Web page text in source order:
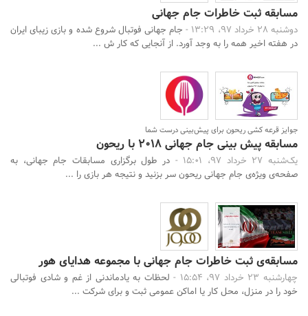
مسابقه ثبت خاطرات جام جهانی
دوشنبه 28 خرداد 97، 13:29 -
جام جهانی فوتبال شروع شده و بازی زیبای ایران
در هفته اخیر همه را به وجد آورد. از آنجایی که کار ش ...
جوایز قرعه کشی ریحون برای پیش‌بینی درست شما
مسابقه پیش بینی جام جهانی 2018 با ریحون
یک‌شنبه 27 خرداد 97، 15:01 -
در طول برگزاری مسابقات جام جهانی، به
صفحه‌ی ویژه‌ی جام جهانی ریحون سر بزنید و نتیجه هر بازی را ...
مسابقه‌ی ثبت خاطرات جام جهانی با مجموعه هدایای هور
چهارشنبه 23 خرداد 97، 15:54 -
لحظات به یادماندنی از غم‌ و شادی‌ فوتبالی
خود را در منزل، محل کار یا اماکن عمومی ثبت و برای شرکت ...